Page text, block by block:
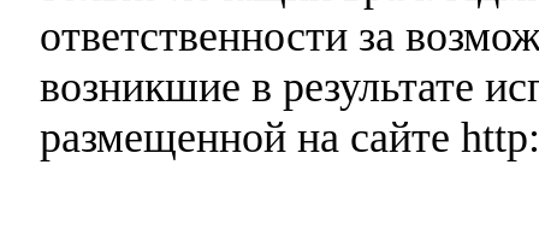
ответственности за
возникшие в результате
размещенной на сайте